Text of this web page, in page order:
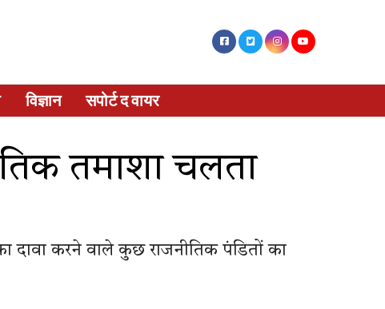
विज्ञान सपोर्ट द वायर
तमाशा चलता
दावा करने वाले कुछ राजनीतिक पंडितों का